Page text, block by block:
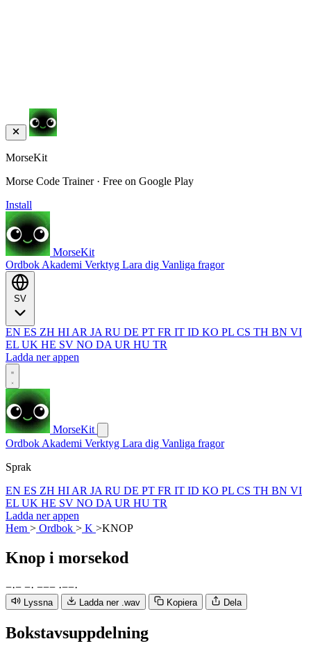
MorseKit
Morse Code Trainer · Free on Google Play
Install
MorseKit
Ordbok Akademi Verktyg Lara dig Vanliga fragor
EN ES ZH HI AR JA RU DE PT FR IT ID KO PL CS TH BN VI
EL UK HE SV NO DA UR HU TR
Ladda ner appen
MorseKit
Ordbok Akademi Verktyg Lara dig Vanliga fragor
Sprak
EN ES ZH HI AR JA RU DE PT FR IT ID KO PL CS TH BN VI
EL UK HE SV NO DA UR HU TR
Ladda ner appen
Hem > Ordbok > K >KNOP
Knop i morsekod
−·− −· −−− ·−−·
Lyssna Ladda ner .wav Kopiera Dela
Bokstavsuppdelning